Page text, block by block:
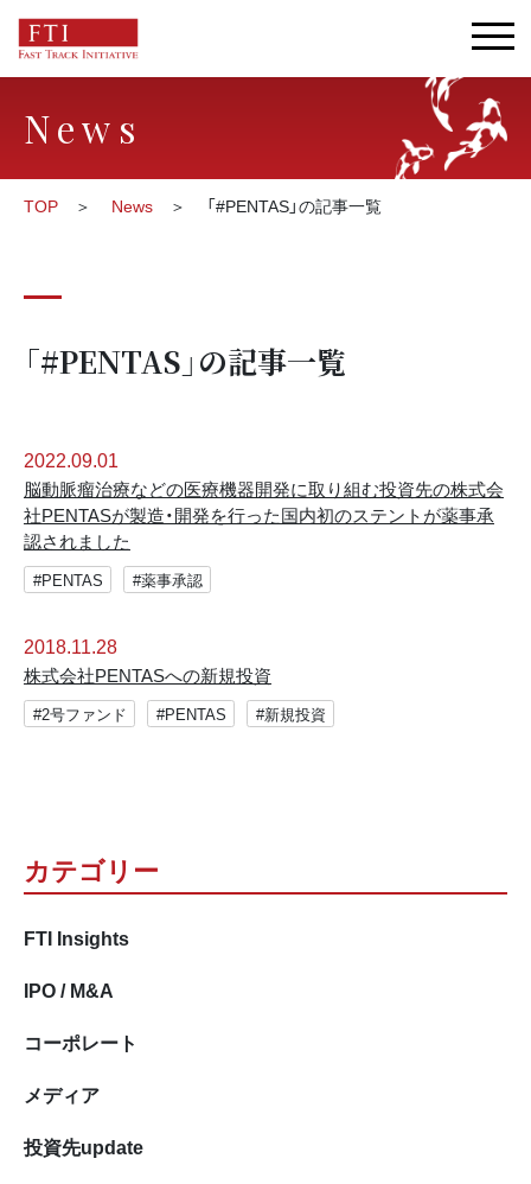
News
TOP News 「#PENTAS」の記事一覧
カテゴリー
FTI Insights
IPO / M&A
コーポレート
メディア
投資先update
「#PENTAS」の記事一覧
2022.09.01
脳動脈瘤治療などの医療機器開発に取り組む投資先の株式会
社PENTASが製造・開発を行った国内初のステントが薬事承
認されました
#PENTAS #薬事承認
2018.11.28
株式会社PENTASへの新規投資
#2号ファンド #PENTAS #新規投資